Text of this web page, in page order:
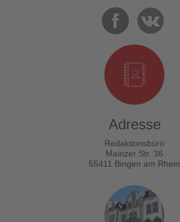
Adresse
Redaktionsbüro
Mainzer Str. 36
55411 Bingen am Rhein